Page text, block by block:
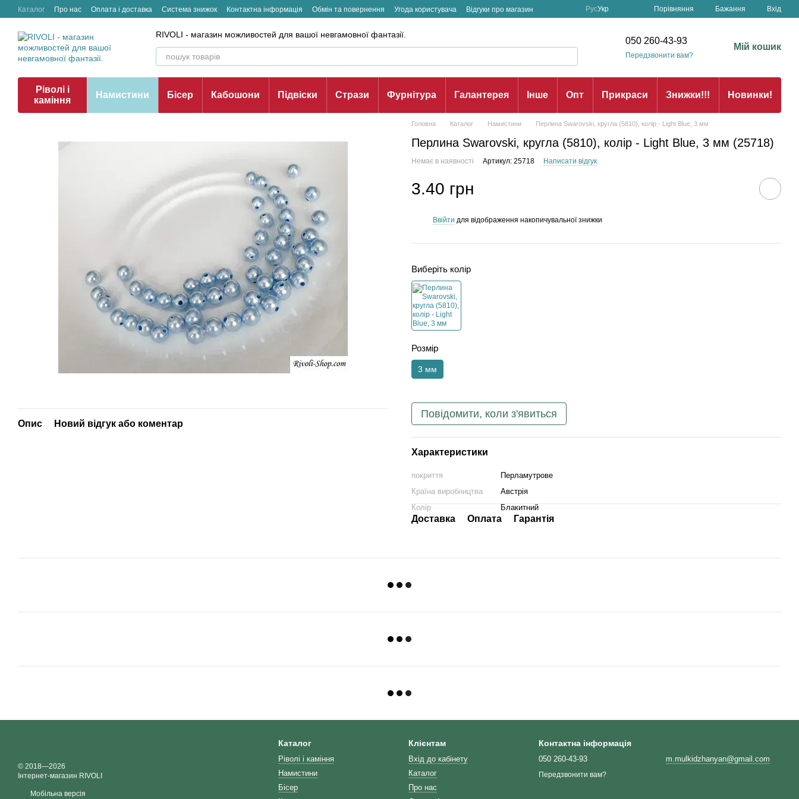
Перейти до основного контенту
Каталог Про нас Оплата і доставка Система знижок Контактна інформація Обмін та повернення Угода користувача Відгуки про магазин РусУкр Порівняння Бажання Вхід
RIVOLI - магазин можливостей для вашої невгамовної фантазії.
050 260-43-93
Передзвонити вам?
Мій кошик
Ріволі і
каміння
Намистини Бісер Кабошони Підвіски Стрази Фурнітура Галантерея Інше Опт Прикраси Знижки!!! Новинки!
Опис Новий відгук або коментар
Головна Каталог Намистини Перлина Swarovski, кругла (5810), колір - Light Blue, 3 мм
Перлина Swarovski, кругла (5810), колір - Light Blue, 3 мм (25718)
Немає в наявності Артикул: 25718 Написати відгук
3.40 грн
Ввійти для відображення накопичувальної знижки
Виберіть колір
Розмір
3 мм
Повідомити, коли з'явиться
Характеристики
покриття
Перламутрове
Країна виробництва
Австрія
Колір
Блакитний
Доставка Оплата Гарантія
© 2018—2026
Інтернет-магазин RIVOLI
Мобільна версія
Каталог
Ріволі і каміння
Намистини
Бісер
Клієнтам
Вхід до кабінету
Каталог
Про нас
Контактна інформація
050 260-43-93
Передзвонити вам?
m.mulkidzhanyan@gmail.com